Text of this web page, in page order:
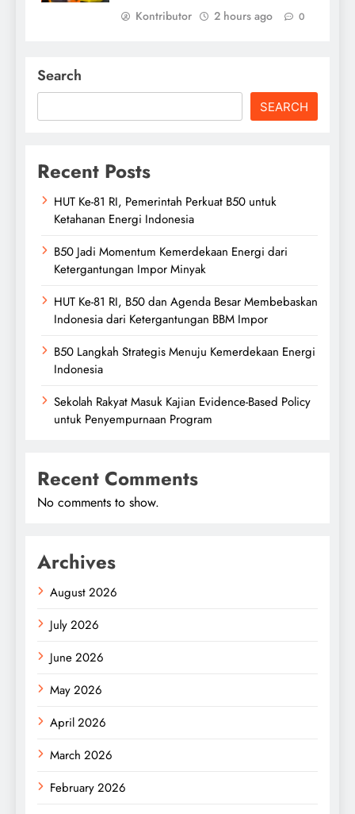
Kontributor 2 hours ago 0
Search
SEARCH
Recent Posts
HUT Ke-81 RI, Pemerintah Perkuat B50 untuk
Ketahanan Energi Indonesia
B50 Jadi Momentum Kemerdekaan Energi dari
Ketergantungan Impor Minyak
HUT Ke-81 RI, B50 dan Agenda Besar Membebaskan
Indonesia dari Ketergantungan BBM Impor
B50 Langkah Strategis Menuju Kemerdekaan Energi
Indonesia
Sekolah Rakyat Masuk Kajian Evidence-Based Policy
untuk Penyempurnaan Program
Recent Comments
No comments to show.
Archives
August 2026
July 2026
June 2026
May 2026
April 2026
March 2026
February 2026